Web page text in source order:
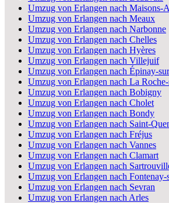
Umzug von Erlangen nach Maisons-
Umzug von Erlangen nach Meaux
Umzug von Erlangen nach Narbonne
Umzug von Erlangen nach Chelles
Umzug von Erlangen nach Hyères
Umzug von Erlangen nach Villejuif
Umzug von Erlangen nach Épinay-
Umzug von Erlangen nach La
Umzug von Erlangen nach Bobigny
Umzug von Erlangen nach Cholet
Umzug von Erlangen nach Bondy
Umzug von Erlangen nach Saint-
Umzug von Erlangen nach Fréjus
Umzug von Erlangen nach Vannes
Umzug von Erlangen nach Clamart
Umzug von Erlangen nach
Umzug von Erlangen nach Fontenay-
Umzug von Erlangen nach Sevran
Umzug von Erlangen nach Arles